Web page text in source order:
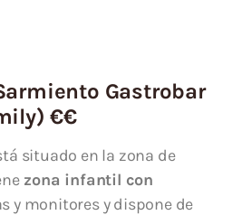
Gastrobar
€€
situado en la zona de
zona infantil con
y monitores y dispone de